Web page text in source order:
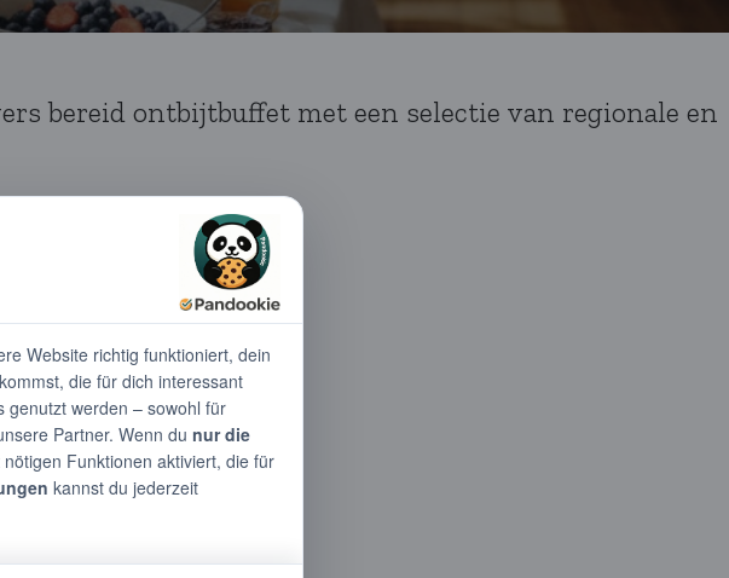
bereid ontbijtbuffet met een selectie van regionale en